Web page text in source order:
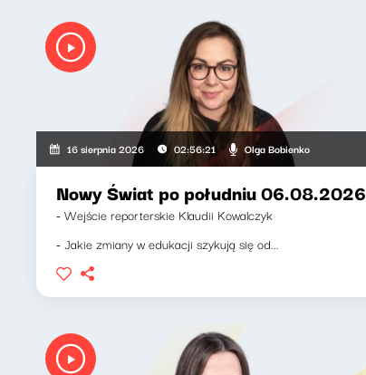
16 sierpnia 2026 02:56:21 Olga Bobienko
Nowy Świat po południu 06.08.2026
- Wejście reporterskie Klaudii Kowalczyk
- Jakie zmiany w edukacji szykują się od...